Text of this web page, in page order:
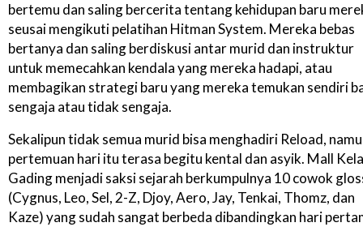
bertemu dan saling bercerita tentang kehidupan baru
seusai mengikuti pelatihan Hitman System. Mereka bebas
bertanya dan saling berdiskusi antar murid dan instruktur
untuk memecahkan kendala yang mereka hadapi, atau
membagikan strategi baru yang mereka temukan sendiri
sengaja atau tidak sengaja.
Sekalipun tidak semua murid bisa menghadiri Reload,
pertemuan hari itu terasa begitu kental dan asyik. Mall
Gading menjadi saksi sejarah berkumpulnya 10 cowok
(Cygnus, Leo, Sel, 2-Z, Djoy, Aero, Jay, Tenkai, Thomz, dan
Kaze) yang sudah sangat berbeda dibandingkan hari